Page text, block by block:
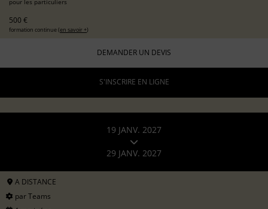
500 €
formation continue (en savoir +)
DEMANDER UN DEVIS
S'INSCRIRE EN LIGNE
19 JANV. 2027
29 JANV. 2027
A DISTANCE
par Teams